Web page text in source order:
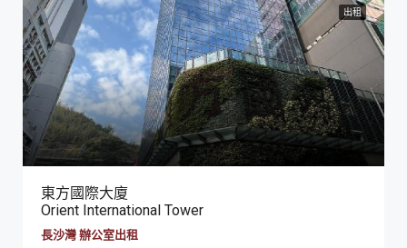
出租
東方國際大廈
Orient International Tower
長沙灣 辦公室出租